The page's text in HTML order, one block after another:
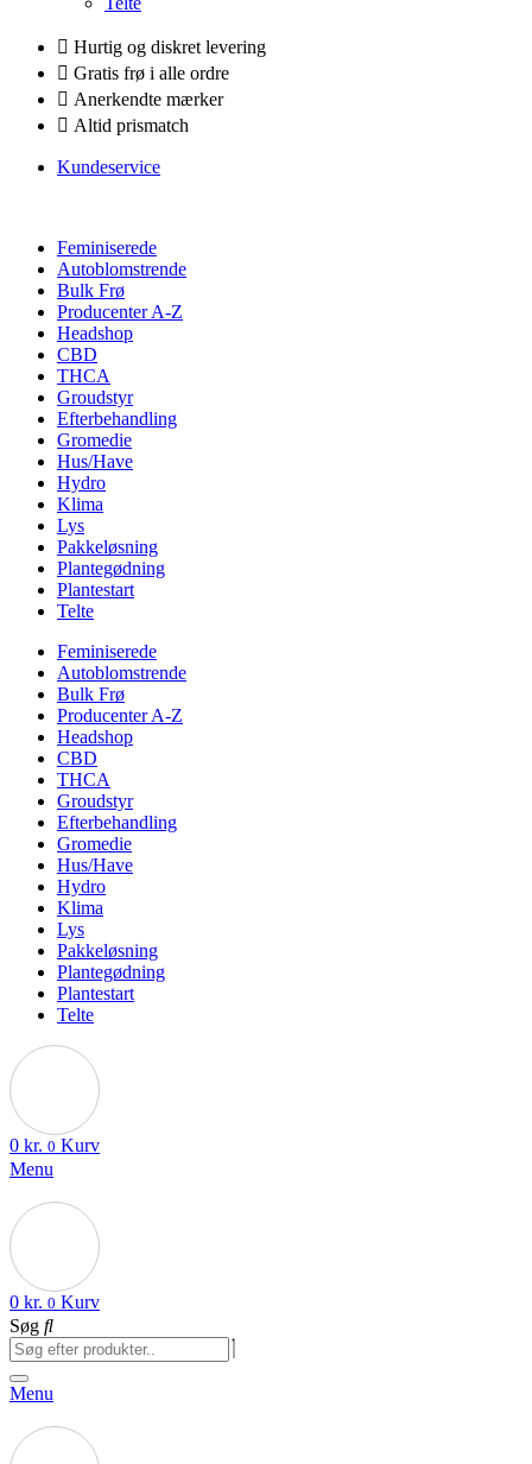
Hurtig og diskret levering
Gratis frø i alle ordre
Anerkendte mærker
Altid prismatch
Kundeservice
Feminiserede
Autoblomstrende
Bulk Frø
Producenter A-Z
Headshop
CBD
THCA
Groudstyr
Efterbehandling
Gromedie
Hus/Have
Hydro
Klima
Lys
Pakkeløsning
Plantegødning
Plantestart
Telte
Feminiserede
Autoblomstrende
Bulk Frø
Producenter A-Z
Headshop
CBD
THCA
Groudstyr
Efterbehandling
Gromedie
Hus/Have
Hydro
Klima
Lys
Pakkeløsning
Plantegødning
Plantestart
Telte
0 kr. 0 Kurv
Menu
0 kr. 0 Kurv
Søg
Menu